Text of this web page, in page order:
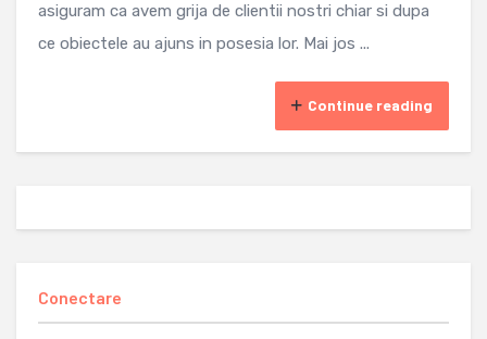
asiguram ca avem grija de clientii nostri chiar si dupa
ce obiectele au ajuns in posesia lor. Mai jos ...
Continue reading
Conectare